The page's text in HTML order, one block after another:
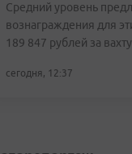
Средний уровень
вознаграждения для
189 847 рублей за вахту
сегодня, 12:37